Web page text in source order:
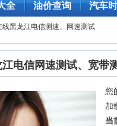
全 油价查询 汽车
线黑龙江电信测速、网速测试
江电信网速测试、宽带
您
加
当